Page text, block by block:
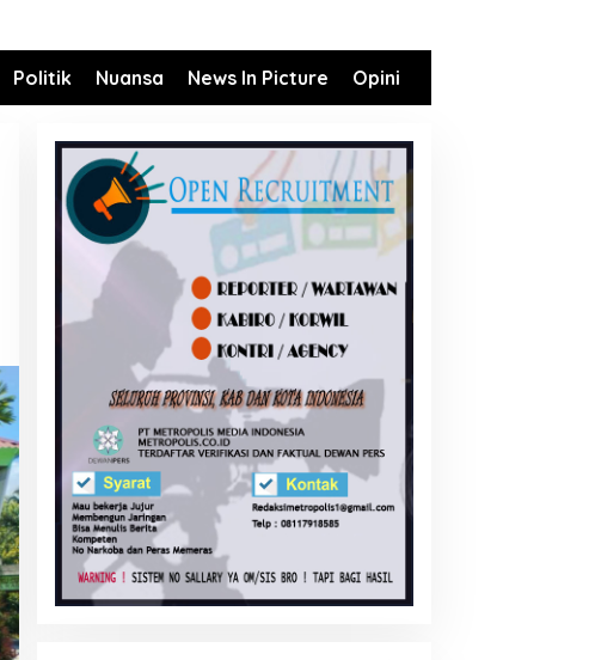
Politik Nuansa News In Picture Opini